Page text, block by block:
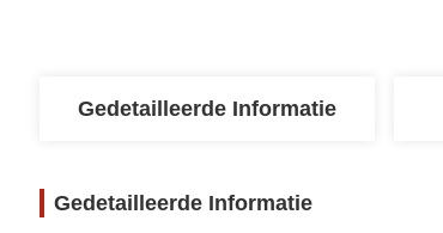
Gedetailleerde Informatie
Gedetailleerde Informatie